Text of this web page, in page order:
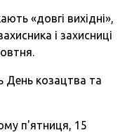
«довгі вихідні»,
і захисниці
День козацтва та
п'ятниця, 15